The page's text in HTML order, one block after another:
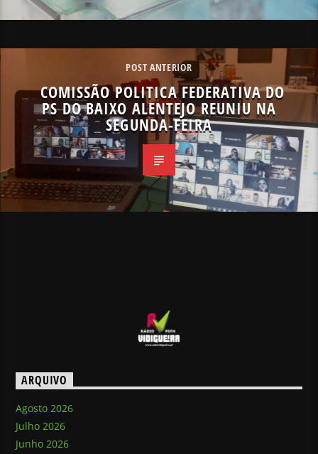
POST ANTERIOR
COMISSÃO POLITICA FEDERATIVA DO
PS DO BAIXO ALENTEJO REUNIU NA
SEGUNDA-FEIRA
ARQUIVO
Agosto 2026
Julho 2026
Junho 2026